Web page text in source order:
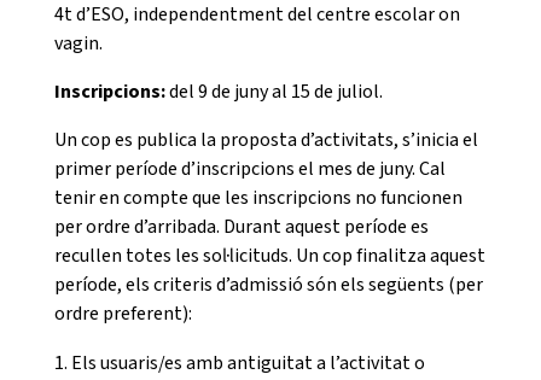
4t d’ESO, independentment del centre escolar on
vagin.
Inscripcions:del 9 de juny al 15 de juliol.
Un cop es publica la proposta d’activitats, s’inicia el
primer període d’inscripcions el mes de juny. Cal
tenir en compte que les inscripcions no funcionen
per ordre d’arribada. Durant aquest període es
recullen totes les sol·licituds. Un cop finalitza aquest
període, els criteris d’admissió són els següents (per
ordre preferent):
Els usuaris/es amb antiguitat a l’activitat o